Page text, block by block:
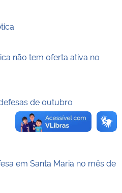
não tem oferta ativa no
de outubro
em Santa Maria no mês de